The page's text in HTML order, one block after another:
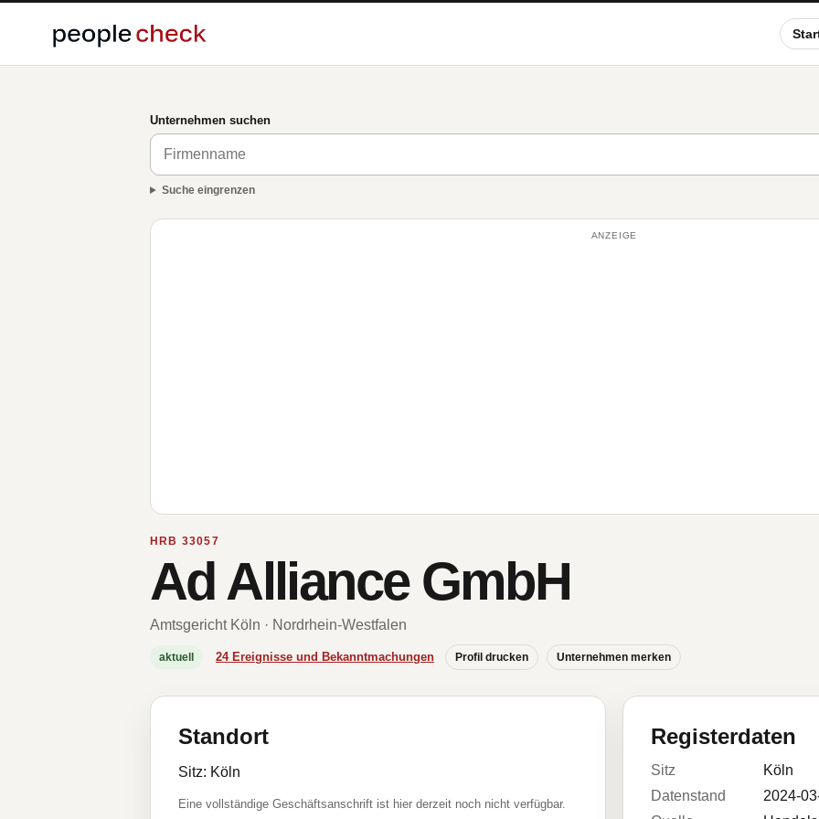
Unternehmen suchen
Suche eingrenzen
ANZEIGE
HRB 33057
Ad Alliance GmbH
Amtsgericht Köln · Nordrhein-Westfalen
aktuell 24 Ereignisse und Bekanntmachungen Profil drucken Unternehmen merken
Standort
Sitz: Köln
Eine vollständige Geschäftsanschrift ist hier derzeit noch nicht verfügbar.
Registerdaten
Sitz
Köln
Datenstand
2024-